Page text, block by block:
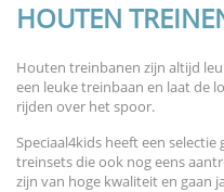
HOUTEN
Houten treinbanen zijn altijd
een leuke treinbaan en laat de
rijden over het spoor.
Speciaal4kids heeft een
treinsets die ook nog eens
zijn van hoge kwaliteit en gaan